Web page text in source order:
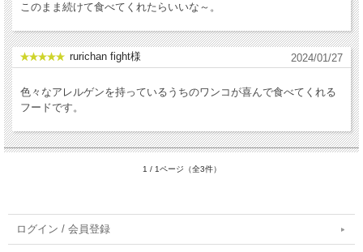
このまま続けて食べてくれたらいいな～。
rurichan fight様 2024/01/27
色々なアレルゲンを持っているうちのワンコが喜んで食べてくれる
フードです。
1 / 1ページ（全3件）
ログイン / 会員登録